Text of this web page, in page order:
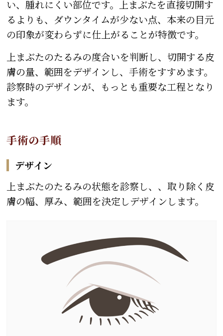
い、腫れにくい部位です。上まぶたを直接切開す
るよりも、ダウンタイムが少ない点、本来の目元
の印象が変わらずに仕上がることが特徴です。
上まぶたのたるみの度合いを判断し、切開する皮
膚の量、範囲をデザインし、手術をすすめます。
診察時のデザインが、もっとも重要な工程となり
ます。
手術の手順
デザイン
上まぶたのたるみの状態を診察し、、取り除く皮
膚の幅、厚み、範囲を決定しデザインします。